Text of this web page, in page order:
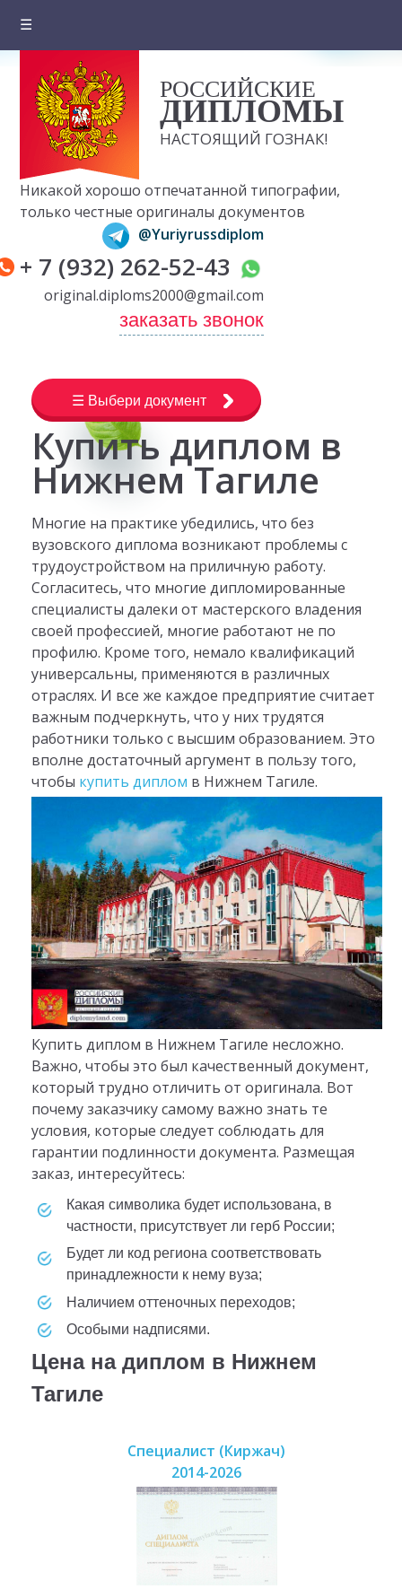
☰
О компании
Цены на документы
Вопросы и ответы
Отзывы клиентов
Оплата и доставка
Контакты
РОССИЙСКИЕ
ДИПЛОМЫ
НАСТОЯЩИЙ ГОЗНАК!
Никакой хорошо отпечатанной типографии,
только честные оригиналы документов
@Yuriyrussdiplom
+ 7 (932) 262-52-43
original.diploms2000@gmail.com
заказать звонок
☰ Выбери документ
Купить диплом в
Нижнем Тагиле
Многие на практике убедились, что без
вузовского диплома возникают проблемы с
трудоустройством на приличную работу.
Согласитесь, что многие дипломированные
специалисты далеки от мастерского владения
своей профессией, многие работают не по
профилю. Кроме того, немало квалификаций
универсальны, применяются в различных
отраслях. И все же каждое предприятие считает
важным подчеркнуть, что у них трудятся
работники только с высшим образованием. Это
вполне достаточный аргумент в пользу того,
чтобы купить диплом в Нижнем Тагиле.
Купить диплом в Нижнем Тагиле несложно.
Важно, чтобы это был качественный документ,
который трудно отличить от оригинала. Вот
почему заказчику самому важно знать те
условия, которые следует соблюдать для
гарантии подлинности документа. Размещая
заказ, интересуйтесь:
какая символика будет использована, в
частности, присутствует ли герб России;
будет ли код региона соответствовать
принадлежности к нему вуза;
наличием оттеночных переходов;
особыми надписями.
Цена на диплом в Нижнем
Тагиле
Специалист (Киржач)
2014-2026